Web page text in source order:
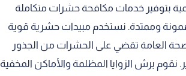
بتوفير خدمات مكافحة حشرات متكاملة
وممتدة. نستخدم مبيدات حشرية قوية
العامة تقضي على الحشرات من الجذور
برش الزوايا المظلمة والأماكن المخفية